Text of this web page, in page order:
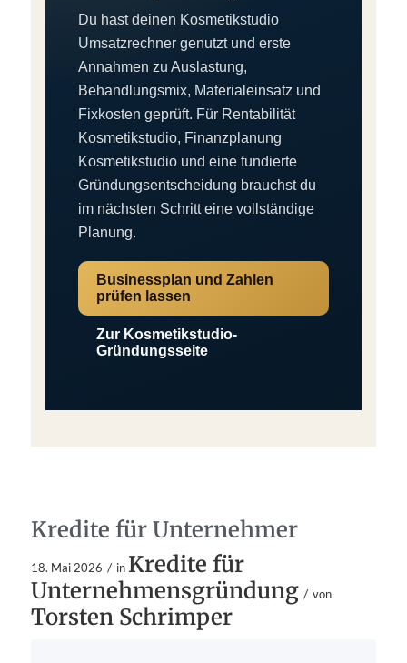
Du hast deinen Kosmetikstudio
Umsatzrechner genutzt und erste
Annahmen zu Auslastung,
Behandlungsmix, Materialeinsatz und
Fixkosten geprüft. Für Rentabilität
Kosmetikstudio, Finanzplanung
Kosmetikstudio und eine fundierte
Gründungsentscheidung brauchst du
im nächsten Schritt eine vollständige
Planung.
Businessplan und Zahlen
prüfen lassen
Zur Kosmetikstudio-
Gründungsseite
Kredite für Unternehmer
18. Mai 2026 / in Kredite für
Unternehmensgründung / von
Torsten Schrimper